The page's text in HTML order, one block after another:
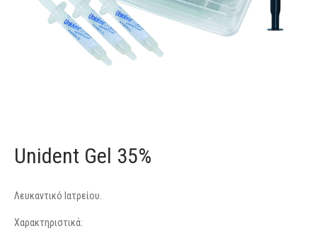
Unident Gel 35%
Λευκαντικό Ιατρείου.
Χαρακτηριστικά: